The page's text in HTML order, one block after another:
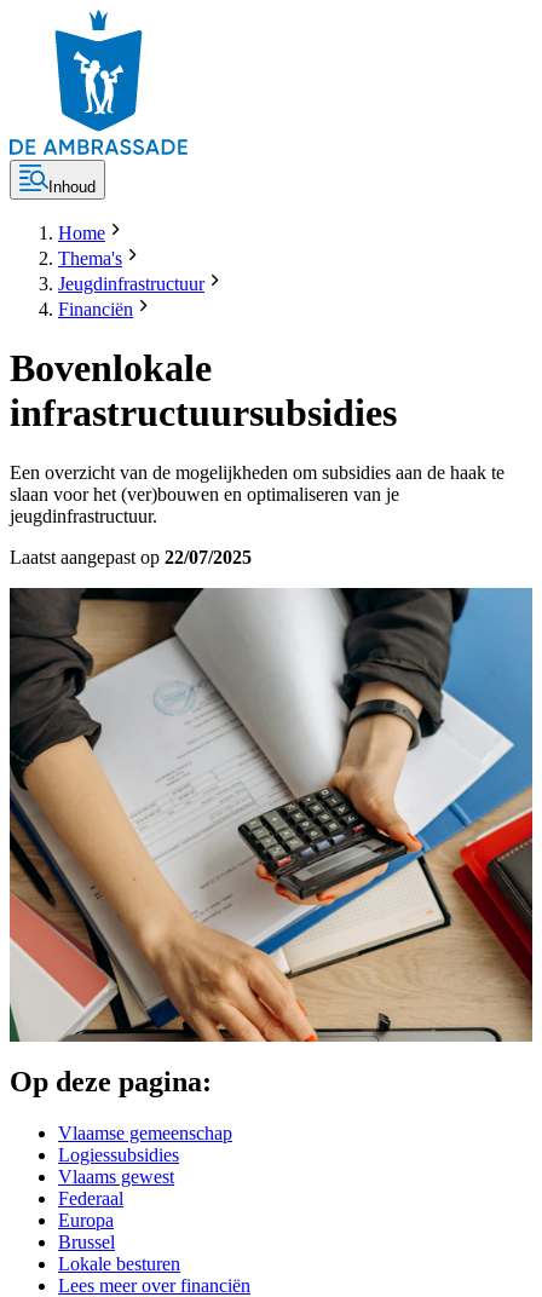
Inhoud
Home
Thema's
Jeugdinfrastructuur
Financiën
Bovenlokale
infrastructuursubsidies
Een overzicht van de mogelijkheden om subsidies aan de haak te
slaan voor het (ver)bouwen en optimaliseren van je
jeugdinfrastructuur.
Laatst aangepast op 22/07/2025
Op deze pagina:
Vlaamse gemeenschap
Logiessubsidies
Vlaams gewest
Federaal
Europa
Brussel
Lokale besturen
Lees meer over financiën